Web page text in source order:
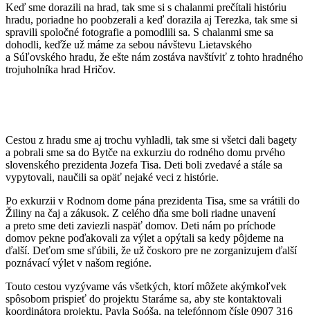
Keď sme dorazili na hrad, tak sme si s chalanmi prečítali históriu
hradu, poriadne ho poobzerali a keď dorazila aj Terezka, tak sme si
spravili spoločné fotografie a pomodlili sa. S chalanmi sme sa
dohodli, keďže už máme za sebou návštevu Lietavského
a Súľovského hradu, že ešte nám zostáva navštíviť z tohto hradného
trojuholníka hrad Hričov.
Cestou z hradu sme aj trochu vyhladli, tak sme si všetci dali bagety
a pobrali sme sa do Bytče na exkurziu do rodného domu prvého
slovenského prezidenta Jozefa Tisa. Deti boli zvedavé a stále sa
vypytovali, naučili sa opäť nejaké veci z histórie.
Po exkurzii v Rodnom dome pána prezidenta Tisa, sme sa vrátili do
Žiliny na čaj a zákusok. Z celého dňa sme boli riadne unavení
a preto sme deti zaviezli naspäť domov. Deti nám po príchode
domov pekne poďakovali za výlet a opýtali sa kedy pôjdeme na
ďalší. Deťom sme sľúbili, že už čoskoro pre ne zorganizujem ďalší
poznávací výlet v našom regióne.
Touto cestou vyzývame vás všetkých, ktorí môžete akýmkoľvek
spôsobom prispieť do projektu Staráme sa, aby ste kontaktovali
koordinátora projektu, Pavla Soóša, na telefónnom čísle 0907 316